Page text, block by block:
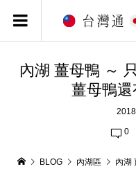
內湖 薑母鴨 ～
薑母鴨還
0
BLOG 內湖區 內湖